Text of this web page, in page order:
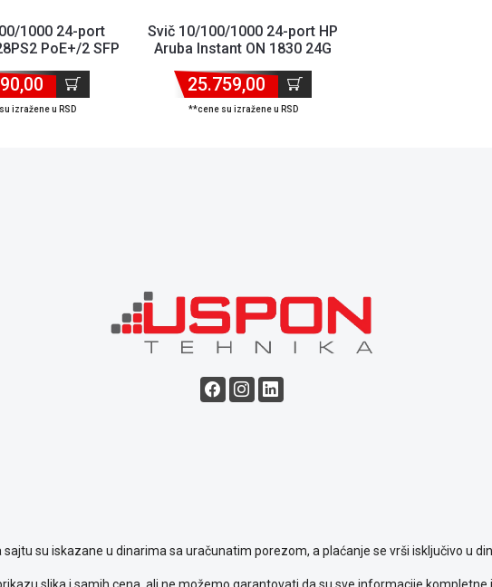
1000 24-port
PoE+/2 SFP
izražene u RSD
Svič 10/100/1000 24-port HP
Aruba Instant ON 1830 24G
25.759,00
**cene su izražene u RSD
sajtu su iskazane u dinarima sa uračunatim porezom, a plaćanje se vrši isključivo u